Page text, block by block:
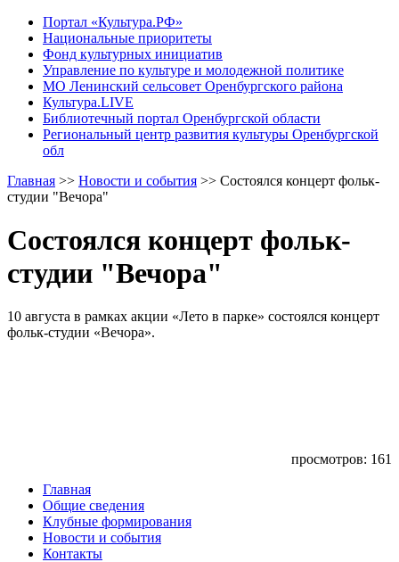
Портал «Культура.РФ»
Национальные приоритеты
Фонд культурных инициатив
Управление по культуре и молодежной политике
МО Ленинский сельсовет Оренбургского района
Культура.LIVE
Библиотечный портал Оренбургской области
Региональный центр развития культуры Оренбургской
обл
Главная >> Новости и события >> Состоялся концерт фольк-
студии "Вечора"
Состоялся концерт фольк-
студии "Вечора"
10 августа в рамках акции «Лето в парке» состоялся концерт
фольк-студии «Вечора».
просмотров: 161
Главная
Общие сведения
Клубные формирования
Новости и события
Контакты